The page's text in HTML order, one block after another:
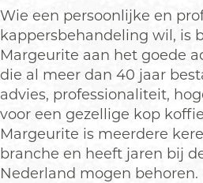
M
a
r
g
e
u
r
i
t
o
n
M
a
r
g
e
u
r
l
o
n
M
a
r
g
e
u
M
a
r
g
e
u
r
i
t
a
l
o
n
M
a
r
g
e
Wie een persoonlijke en
kappersbehandeling wil, is
Margeurite aan het goede
die al meer dan 40 jaar
advies, professionaliteit,
voor een gezellige kop
Margeurite is meerdere
branche en heeft jaren bij
Nederland mogen behoren.